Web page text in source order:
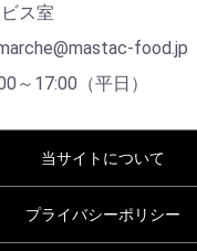
ス室
food.jp
～17:00（平日）
当サイトについて
プライバシーポリシー